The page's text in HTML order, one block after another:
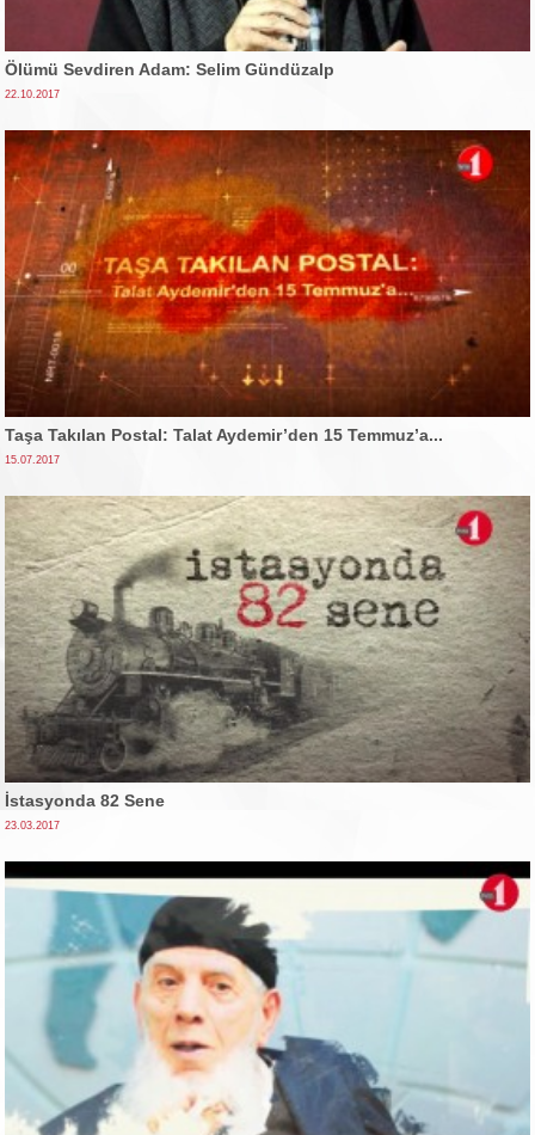
Ölümü Sevdiren Adam: Selim Gündüzalp
22.10.2017
Taşa Takılan Postal: Talat Aydemir’den 15 Temmuz’a...
15.07.2017
İstasyonda 82 Sene
23.03.2017